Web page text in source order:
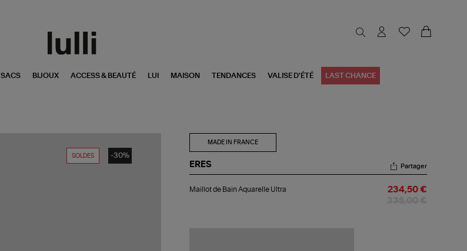
SACS BIJOUX ACCESS & BEAUTÉ LUI MAISON TENDANCES VALISE D'ÉTÉ LAST CHANCE
SOLDES -30%
MADE IN FRANCE
ERES
de
Partager
Maillot de Bain Aquarelle Ultra 234,50 €